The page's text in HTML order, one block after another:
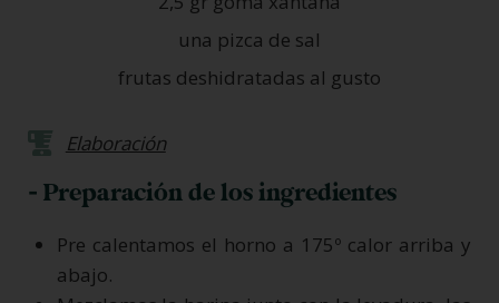
una pizca de sal
frutas deshidratadas al gusto
Elaboración
- Preparación de los ingredientes
Pre calentamos el horno a 175º calor arriba y
abajo.